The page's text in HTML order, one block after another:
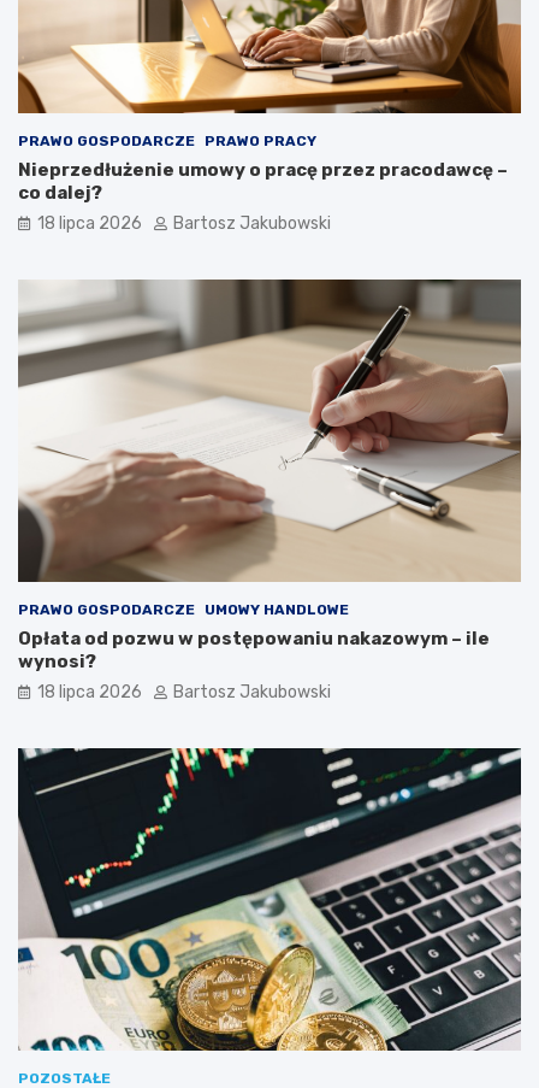
PRAWO GOSPODARCZE PRAWO PRACY
Nieprzedłużenie umowy o pracę przez pracodawcę –
co dalej?
18 lipca 2026 Bartosz Jakubowski
PRAWO GOSPODARCZE UMOWY HANDLOWE
Opłata od pozwu w postępowaniu nakazowym – ile
wynosi?
18 lipca 2026 Bartosz Jakubowski
POZOSTAŁE